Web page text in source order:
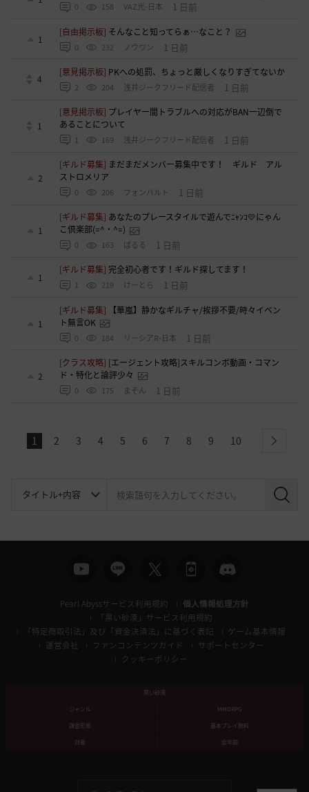
0 158 VAZ光-日本 1 日前
1
[自由掲示板] そんなこと知ってらぁ…なこと？
0 232 ノウワン 1 日前
4
[意見掲示板] PKへの処罰、ちょっと厳しくなりすぎてないか
2 204 浅井ジークフリード配信者 1 日前
1
[意見掲示板] プレイヤー間トラブルへの対応がBAN一辺倒で
あることについて
1 169 浅井ジークフリード配信者 1 日前
2
[ギルド募集] まだまだメンバー募集中です！ ギルド アル
ストロメリア
0 206 フォンバルト 1 日前
1
[ギルド募集] あなたのプレースタイルで遊んでﾆｬﾝｺ💛にゃん
こ倶楽部(=^・^=)
0 163 ぱるる 1 日前
1
[ギルド募集] 完全初心者です！ギルド探してます！
1 219 けーとら 1 日前
1
[ギルド募集]
【華嵐】静かなギルチャ/挨拶不要/時々イベン
ト無言OK
0 184 リーシアR-日本 1 日前
2
[クラス攻略] [エージェント攻略]スキルコンボ動画・コマン
ド・特化と論評少々
0 175 まそん 1 日前
1 2 3 4 5 6 7 8 9 10 next
検
Pearl Abyssサービス利用規約
個人情報処理方針
「黒い砂漠」サービス利用規約
「特定商取引法」及び「資金決済法」に基づく表記
ゲーム基本情報
運営会社
ファンコンテンツガイド
サポートセンター
クッキーポリシー
黒い砂漠
ジャンル
MMORPG
課金形態
基本プレイ無料
対象
全年齢